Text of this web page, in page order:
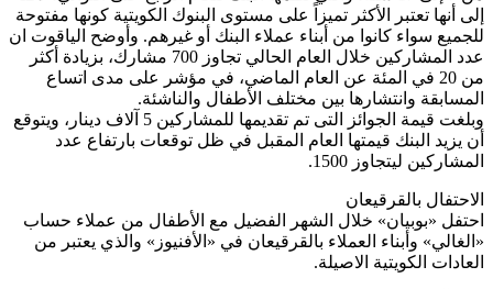
إلى أنها تعتبر الأكثر تميزاً على مستوى البنوك الكويتية كونها مفتوحة
للجميع سواء كانوا من أبناء عملاء البنك أو غيرهم. وأوضح الياقوت ان
عدد المشاركين خلال العام الحالي تجاوز 700 مشارك، بزيادة أكثر
من 20 في المئة عن العام الماضي، في مؤشر على مدى اتساع
المسابقة وانتشارها بين مختلف الأطفال والناشئة.
وبلغت قيمة الجوائز التى تم تقديمها للمشاركين 5 آلاف دينار، ويتوقع
أن يزيد البنك قيمتها العام المقبل في ظل توقعات بارتفاع عدد
المشاركين ليتجاوز 1500.
الاحتفال بالقرقيعان
احتفل «بوبيان» خلال الشهر الفضيل مع الأطفال من عملاء حساب
«الغالي» وأبناء العملاء بالقرقيعان في «الأفنيوز» والذي يعتبر من
العادات الكويتية الاصيلة.